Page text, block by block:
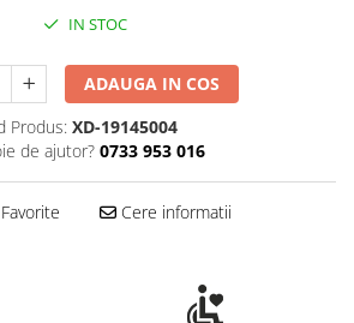
IN STOC
ADAUGA IN COS
Produs: XD-19145004
de ajutor? 0733 953 016
Cere informatii